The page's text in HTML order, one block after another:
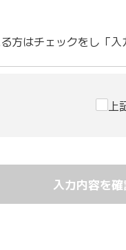
方はチェックをし「
上
入力内容を